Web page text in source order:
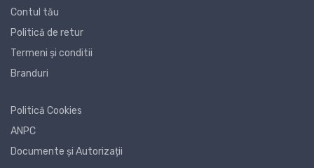
Contul tău
Politică de retur
Termeni și conditii
Branduri
Politică Cookies
ANPC
Documente și Autorizații